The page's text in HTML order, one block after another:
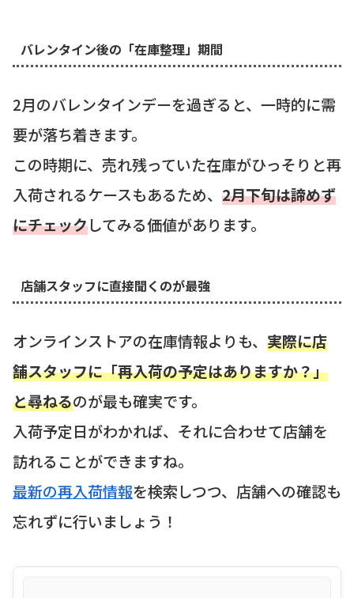
バレンタイン後の「在庫整理」期間
2月のバレンタインデーを過ぎると、一時的に需
要が落ち着きます。
この時期に、売れ残っていた在庫がひっそりと再
入荷されるケースもあるため、 2月下旬は諦めず
にチェックしてみる価値があります。
店舗スタッフに直接聞くのが最強
オンラインストアの在庫情報よりも、 実際に店
舗スタッフに「再入荷の予定はありますか？」
と尋ねるのが最も確実です。
入荷予定日がわかれば、それに合わせて店舗を
訪れることができますね。
最新の再入荷情報を検索しつつ、店舗への確認も
忘れずに行いましょう！